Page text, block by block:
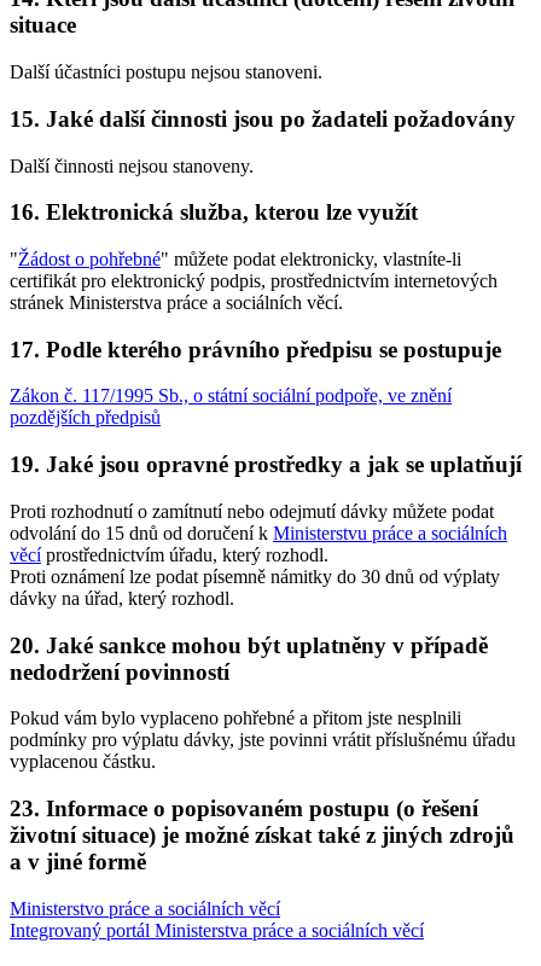
situace
Další účastníci postupu nejsou stanoveni.
15. Jaké další činnosti jsou po žadateli požadovány
Další činnosti nejsou stanoveny.
16. Elektronická služba, kterou lze využít
"Žádost o pohřebné" můžete podat elektronicky, vlastníte-li
certifikát pro elektronický podpis, prostřednictvím internetových
stránek Ministerstva práce a sociálních věcí.
17. Podle kterého právního předpisu se postupuje
Zákon č. 117/1995 Sb., o státní sociální podpoře, ve znění
pozdějších předpisů
19. Jaké jsou opravné prostředky a jak se uplatňují
Proti rozhodnutí o zamítnutí nebo odejmutí dávky můžete podat
odvolání do 15 dnů od doručení k Ministerstvu práce a sociálních
věcíprostřednictvím úřadu, který rozhodl.
Proti oznámení lze podat písemně námitky do 30 dnů od výplaty
dávky na úřad, který rozhodl.
20. Jaké sankce mohou být uplatněny v případě
nedodržení povinností
Pokud vám bylo vyplaceno pohřebné a přitom jste nesplnili
podmínky pro výplatu dávky, jste povinni vrátit příslušnému úřadu
vyplacenou částku.
23. Informace o popisovaném postupu (o řešení
životní situace) je možné získat také z jiných zdrojů
a v jiné formě
Ministerstvo práce a sociálních věcí
Integrovaný portál Ministerstva práce a sociálních věcí